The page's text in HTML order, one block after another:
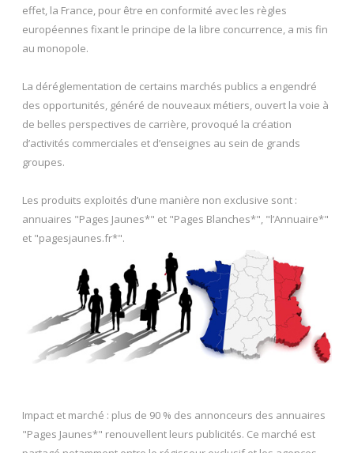
effet, la France, pour être en conformité avec les règles
européennes fixant le principe de la libre concurrence, a mis fin
au monopole.
La déréglementation de certains marchés publics a engendré
des opportunités, généré de nouveaux métiers, ouvert la voie à
de belles perspectives de carrière, provoqué la création
d’activités commerciales et d’enseignes au sein de grands
groupes.
Les produits exploités d’une manière non exclusive sont :
annuaires "Pages Jaunes*" et "Pages Blanches*", "l’Annuaire*"
et "pagesjaunes.fr*".
Impact et marché : plus de 90 % des annonceurs des annuaires
"Pages Jaunes*" renouvellent leurs publicités. Ce marché est